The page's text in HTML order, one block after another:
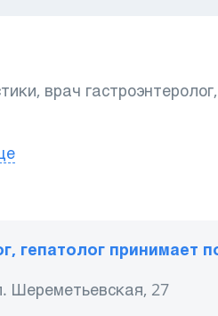
врач
гепатолог принимает
Шереметьевская, 27